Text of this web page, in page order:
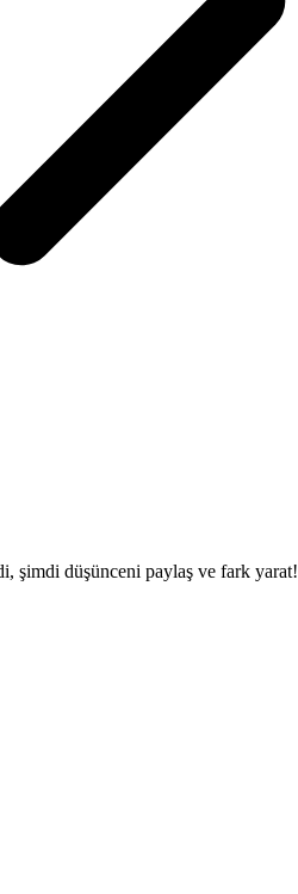
şimdi düşünceni paylaş ve fark yarat!